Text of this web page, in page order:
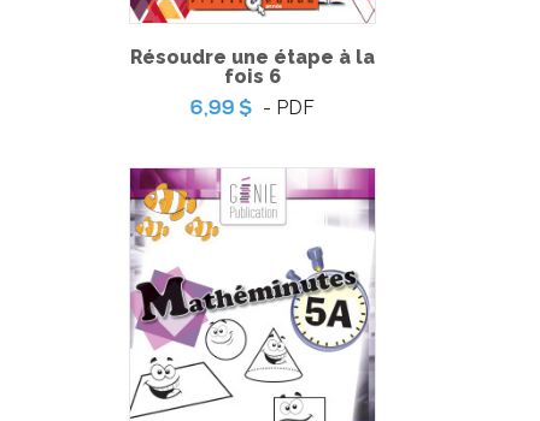
Minisérie sur les émotions – Lectures
3,99 $ -
Résoudre une étape à la
fois 6
6,99 $ - PDF